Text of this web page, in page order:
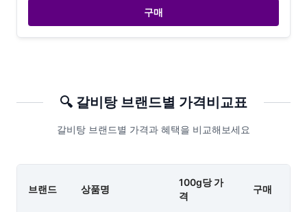
구매
🔍 갈비탕브랜드별 가격비교표
갈비탕 브랜드별 가격과 혜택을 비교해보세요
브랜드 상품명
100g당 가
격
구매